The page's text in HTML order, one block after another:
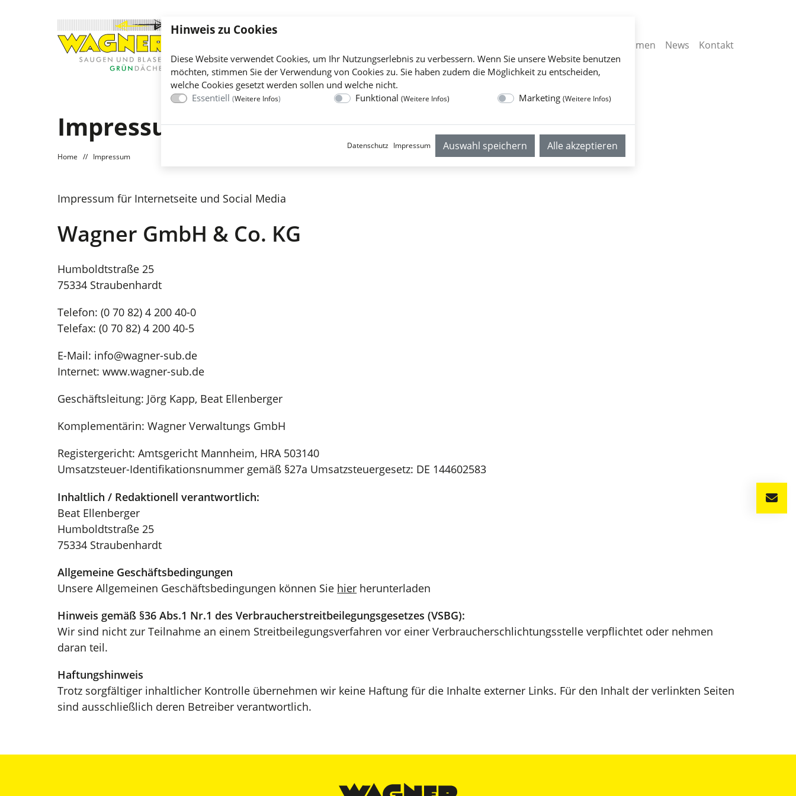
Solar
Sponsoring
Unternehmen News Kontakt
Impressum
Home // Impressum
Impressum für Internetseite und Social Media
Wagner GmbH & Co. KG
Humboldtstraße 25
75334 Straubenhardt
Telefon: (0 70 82) 4 200 40-0
Telefax: (0 70 82) 4 200 40-5
E-Mail: info@wagner-sub.de
Internet: www.wagner-sub.de
Geschäftsleitung: Jörg Kapp, Beat Ellenberger
Komplementärin: Wagner Verwaltungs GmbH
Registergericht: Amtsgericht Mannheim, HRA 503140
Umsatzsteuer-Identifikationsnummer gemäß §27a Umsatzsteuergesetz: DE 144602583
Inhaltlich / Redaktionell verantwortlich:
Beat Ellenberger
Humboldtstraße 25
75334 Straubenhardt
Allgemeine Geschäftsbedingungen
Unsere Allgemeinen Geschäftsbedingungen können Sie hier herunterladen
Hinweis gemäß §36 Abs.1 Nr.1 des Verbraucherstreitbeilegungsgesetzes (VSBG):
Wir sind nicht zur Teilnahme an einem Streitbeilegungsverfahren vor einer Verbraucherschlichtungsstelle verpflichtet oder nehmen
daran teil.
Haftungshinweis
Trotz sorgfältiger inhaltlicher Kontrolle übernehmen wir keine Haftung für die Inhalte externer Links. Für den Inhalt der verlinkten Seiten
sind ausschließlich deren Betreiber verantwortlich.
Hinweis zu Cookies
Diese Website verwendet Cookies, um Ihr Nutzungserlebnis zu verbessern. Wenn Sie unsere Website benutzen
möchten, stimmen Sie der Verwendung von Cookies zu. Sie haben zudem die Möglichkeit zu entscheiden,
welche Cookies gesetzt werden sollen und welche nicht.
Essentiell (Weitere Infos) Funktional (Weitere Infos) Marketing (Weitere Infos)
Datenschutz Impressum Auswahl speichern Alle akzeptieren